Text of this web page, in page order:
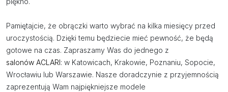
Pamiętajcie, że obrączki warto wybrać na kilka miesięcy przed
uroczystością. Dzięki temu będziecie mieć pewność, że będą
gotowe na czas. Zapraszamy Was do jednego z
salonów ACLARI: w Katowicach, Krakowie, Poznaniu, Sopocie,
Wrocławiu lub Warszawie. Nasze doradczynie z przyjemnością
zaprezentują Wam najpiękniejsze modele